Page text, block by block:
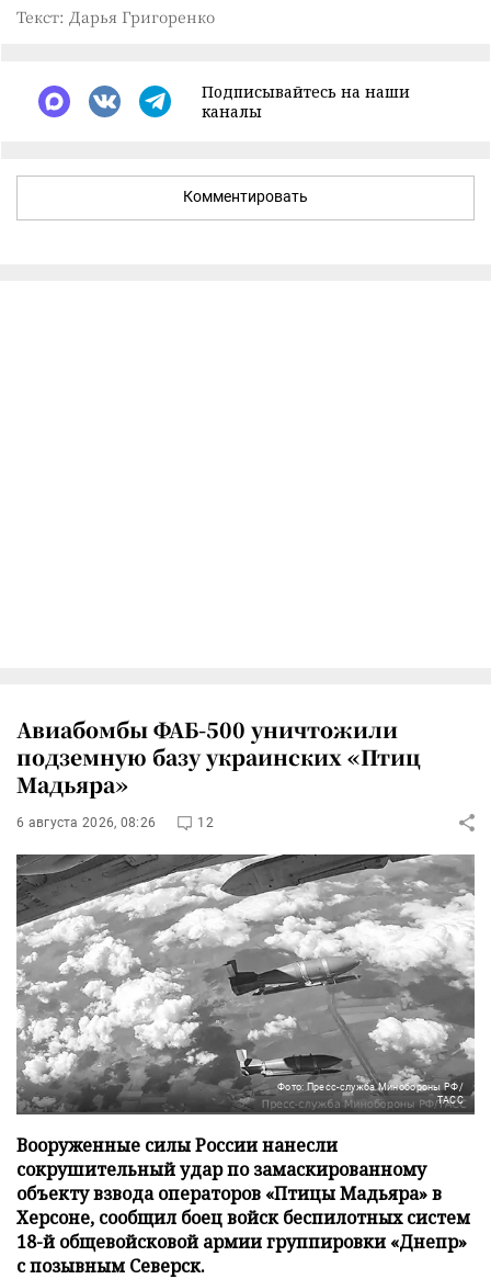
Текст: Дарья Григоренко
Подписывайтесь на наши
каналы
Комментировать
Авиабомбы ФАБ-500 уничтожили
подземную базу украинских «Птиц
Мадьяра»
6 августа 2026, 08:26 12
Фото: Пресс-служба Минобороны РФ/
ТАСС
Вооруженные силы России нанесли
сокрушительный удар по замаскированному
объекту взвода операторов «Птицы Мадьяра» в
Херсоне, сообщил боец войск беспилотных систем
18-й общевойсковой армии группировки «Днепр»
с позывным Северск.